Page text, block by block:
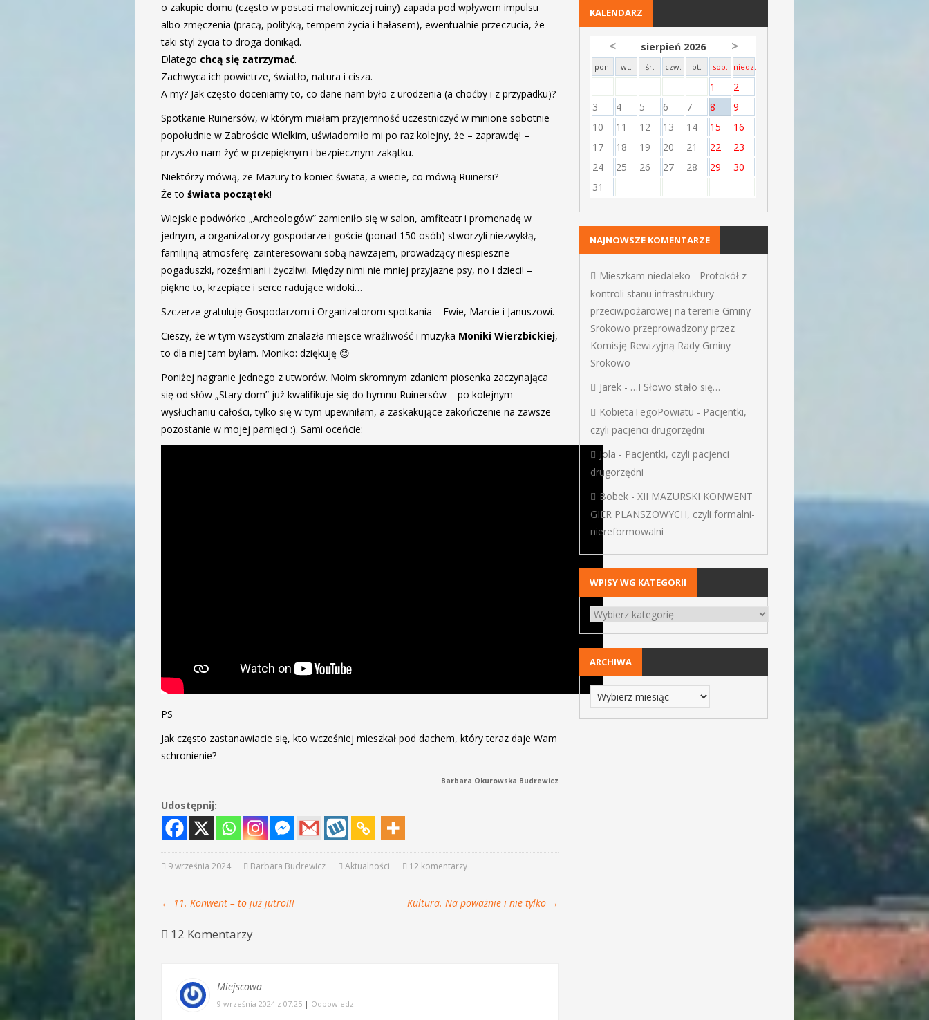
o zakupie domu (często w postaci malowniczej ruiny) zapada pod wpływem impulsu
albo zmęczenia (pracą, polityką, tempem życia i hałasem), ewentualnie przeczucia, że
taki styl życia to droga donikąd.
Dlatego chcą się zatrzymać.
Zachwyca ich powietrze, światło, natura i cisza.
A my? Jak często doceniamy to, co dane nam było z urodzenia (a choćby i z przypadku)?
Spotkanie Ruinersów, w którym miałam przyjemność uczestniczyć w minione sobotnie
popołudnie w Zabroście Wielkim, uświadomiło mi po raz kolejny, że – zaprawdę! –
przyszło nam żyć w przepięknym i bezpiecznym zakątku.
Niektórzy mówią, że Mazury to koniec świata, a wiecie, co mówią Ruinersi?
Że to świata początek!
Wiejskie podwórko „Archeologów” zamieniło się w salon, amfiteatr i promenadę w
jednym, a organizatorzy-gospodarze i goście (ponad 150 osób) stworzyli niezwykłą,
familijną atmosferę: zainteresowani sobą nawzajem, prowadzący niespieszne
pogaduszki, roześmiani i życzliwi. Między nimi nie mniej przyjazne psy, no i dzieci! –
piękne to, krzepiące i serce radujące widoki…
Szczerze gratuluję Gospodarzom i Organizatorom spotkania – Ewie, Marcie i Januszowi.
Cieszy, że w tym wszystkim znalazła miejsce wrażliwość i muzyka Moniki Wierzbickiej,
to dla niej tam byłam. Moniko: dziękuję 😊
Poniżej nagranie jednego z utworów. Moim skromnym zdaniem piosenka zaczynająca
się od słów „Stary dom” już kwalifikuje się do hymnu Ruinersów – po kolejnym
wysłuchaniu całości, tylko się w tym upewniłam, a zaskakujące zakończenie na zawsze
pozostanie w mojej pamięci :). Sami oceńcie:
PS
Jak często zastanawiacie się, kto wcześniej mieszkał pod dachem, który teraz daje Wam
schronienie?
Barbara Okurowska Budrewicz
Udostępnij:
9 września 2024 Barbara Budrewicz Aktualności 12 komentarzy
← 11. Konwent – to już jutro!!! Kultura. Na poważnie i nie tylko →
12 Komentarzy
Miejscowa
9 września 2024 z 07:25 | Odpowiedz
KALENDARZ
< sierpień 2026 >
pon. wt. śr. czw. pt. sob. niedz.
1
2
3
4 5 6 7 8
9
10
11 12 13 14 15
16
17
18 19 20 21 22
23
24
25 26 27 28 29
30
31
NAJNOWSZE KOMENTARZE
Mieszkam niedaleko - Protokół z
kontroli stanu infrastruktury
przeciwpożarowej na terenie Gminy
Srokowo przeprowadzony przez
Komisję Rewizyjną Rady Gminy
Srokowo
Jarek - …I Słowo stało się…
KobietaTegoPowiatu - Pacjentki,
czyli pacjenci drugorzędni
Jola - Pacjentki, czyli pacjenci
drugorzędni
Bobek -XII MAZURSKI KONWENT
GIER PLANSZOWYCH, czyli formalni-
niereformowalni
WPISY WG KATEGORII
ARCHIWA